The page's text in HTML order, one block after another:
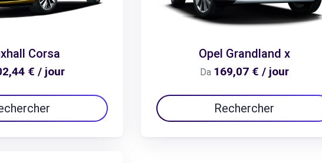
Corsa
€ / jour
Opel Grandland x
Da 169,07 € / jour
Rechercher